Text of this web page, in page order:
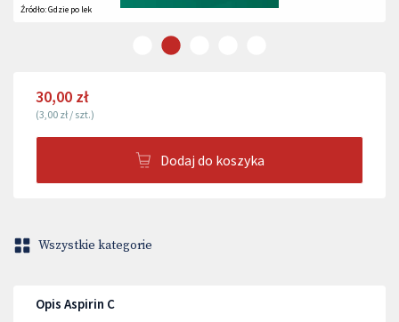
Źródło:Gdzie po lek
30,00 zł
(3,00 zł / szt.)
Dodaj do koszyka
Wszystkie kategorie
Opis Aspirin C